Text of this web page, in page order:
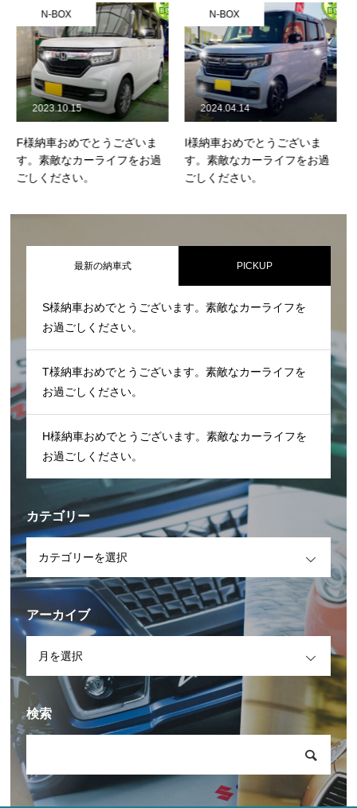
N-BOX
F様納車おめでとうございま
す。素敵なカーライフをお過
ごしください。
2023.10.15
N-BOX
I様納車おめでとうございま
す。素敵なカーライフをお過
ごしください。
2024.04.14
最新の納車式 PICKUP
S様納車おめでとうございます。素敵なカーライフを
お過ごしください。
T様納車おめでとうございます。素敵なカーライフを
お過ごしください。
H様納車おめでとうございます。素敵なカーライフを
お過ごしください。
カテゴリー
アーカイブ
検索